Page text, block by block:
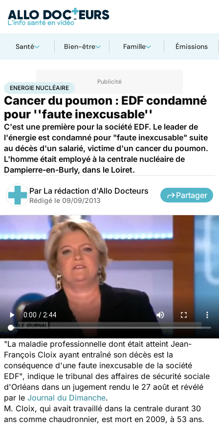
Santé Bien-être Famille Émissions
AccueilSantéMaladies Cancer Energie nucléaire
ENERGIE NUCLÉAIRE
Cancer du poumon : EDF condamné
pour ''faute inexcusable''
C'est une première pour la société EDF. Le leader de
l'énergie est condamné pour "faute inexcusable" suite
au décès d'un salarié, victime d'un cancer du poumon.
L'homme était employé à la centrale nucléaire de
Dampierre-en-Burly, dans le Loiret.
Par La rédaction d'Allo Docteurs
Rédigé le 09/09/2013
Partager
"La maladie professionnelle dont était atteint Jean-
François Cloix ayant entraîné son décès est la
conséquence d'une faute inexcusable de la société
EDF", indique le tribunal des affaires de sécurité sociale
d'Orléans dans un jugement rendu le 27 août et révélé
par le Journal du Dimanche.
M. Cloix, qui avait travaillé dans la centrale durant 30
ans comme chaudronnier, est mort en 2009, à 53 ans.